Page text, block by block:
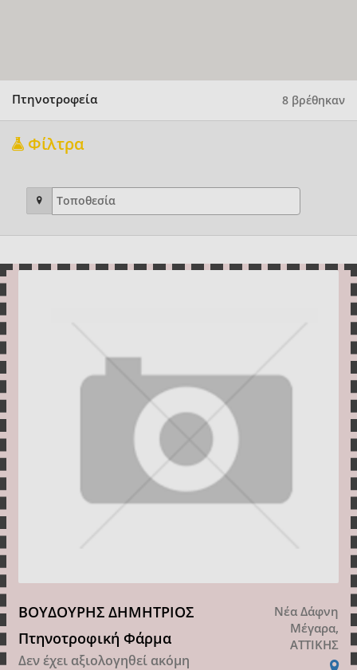
Πτηνοτροφεία 8 βρέθηκαν
Φίλτρα
ΒΟΥΔΟΥΡΗΣ ΔΗΜΗΤΡΙΟΣ
Πτηνοτροφική Φάρμα
Δεν έχει αξιολογηθεί ακόμη
Νέα Δάφνη
Μέγαρα,
ΑΤΤΙΚΗΣ